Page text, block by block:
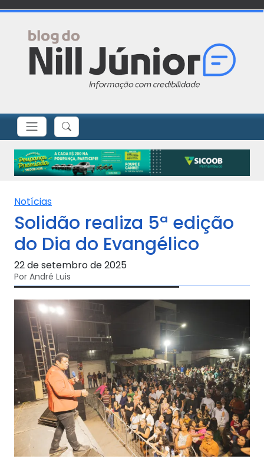
Notícias
Solidão realiza 5ª edição
do Dia do Evangélico
22 de setembro de 2025
Por André Luis